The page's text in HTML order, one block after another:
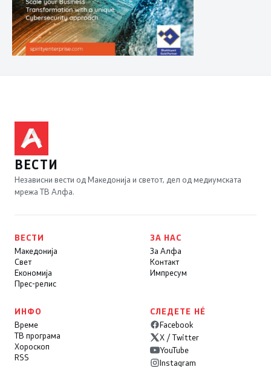
ВЕСТИ
Независни вести од Македонија и светот, дел од медиумската
мрежа ТВ Алфа.
ВЕСТИ
Македонија
Свет
Економија
Прес-релис
ЗА НАС
За Алфа
Контакт
Импресум
ИНФО
Време
ТВ програма
Хороскоп
RSS
СЛЕДЕТЕ НÉ
Facebook
X / Twitter
YouTube
Instagram